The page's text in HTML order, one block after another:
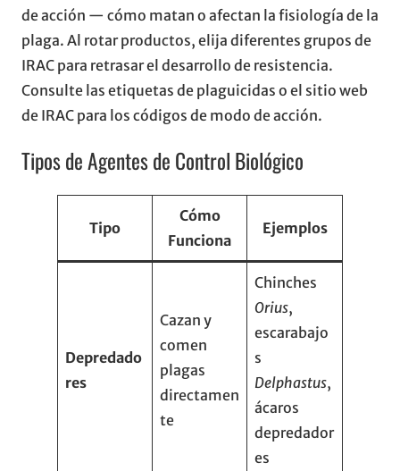
de acción — cómo matan o afectan la fisiología de la
plaga. Al rotar productos, elija diferentes grupos de
IRAC para retrasar el desarrollo de resistencia.
Consulte las etiquetas de plaguicidas o el sitio web
de IRAC para los códigos de modo de acción.
Tipos de Agentes de Control Biológico
Tipo
Cómo
Funciona
Ejemplos
Depredado
res
Cazan y
comen
plagas
directamen
te
Chinches
Orius,
escarabajo
s
Delphastus,
ácaros
depredador
es